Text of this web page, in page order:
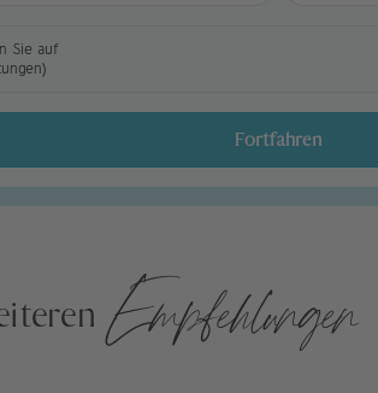
Sie auf
Fortfahren
Empfehlungen